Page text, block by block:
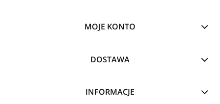
MOJE KONTO
DOSTAWA
INFORMACJE